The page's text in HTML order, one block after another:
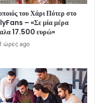
του Χάρι Πότερ στο
– «Σε μία μέρα
17.500 ευρώ»
ώρες ago